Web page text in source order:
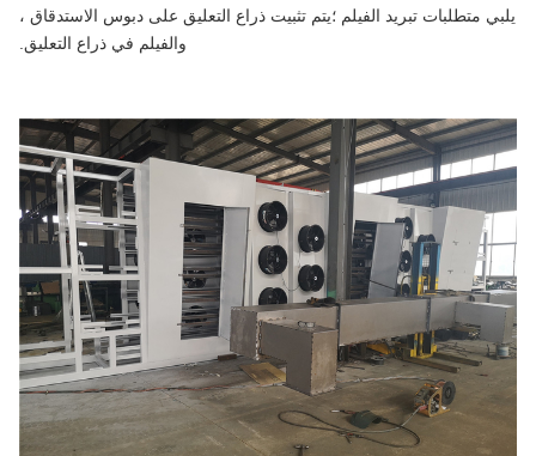
يلبي متطلبات تبريد الفيلم ؛يتم تثبيت ذراع التعليق على دبوس الاستدقاق ،
والفيلم في ذراع التعليق.